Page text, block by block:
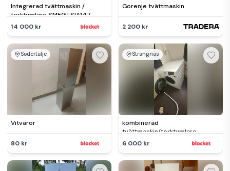
Integrerad tvättmaskin /
torktumlare SMEG LSIA147
14 000 kr
Gorenje tvättmaskin
2 200 kr
Södertälje
Vitvaror
80 kr
Strängnäs
kombinerad
tvättmaskin/torktumlare
6 000 kr